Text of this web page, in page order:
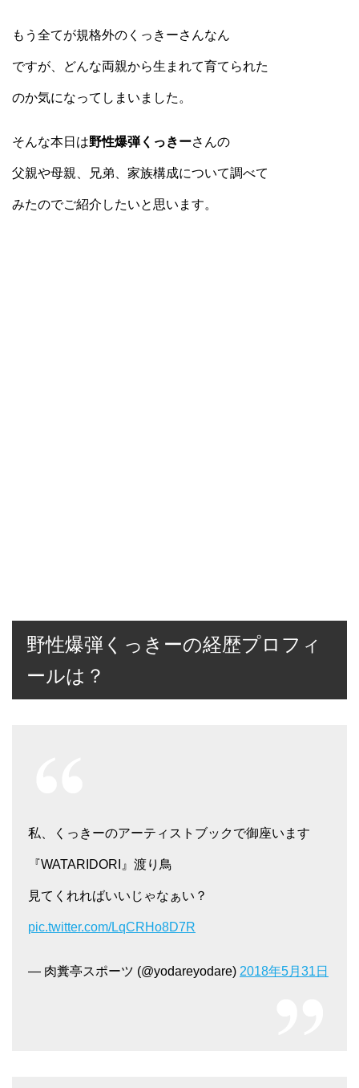
もう全てが規格外のくっきーさんなん
ですが、どんな両親から生まれて育てられた
のか気になってしまいました。
そんな本日は野性爆弾くっきーさんの
父親や母親、兄弟、家族構成について調べて
みたのでご紹介したいと思います。
野性爆弾くっきーの経歴プロフィ
ールは？
私、くっきーのアーティストブックで御座います
『WATARIDORI』渡り鳥
見てくれればいいじゃなぁい？
pic.twitter.com/LqCRHo8D7R
— 肉糞亭スポーツ (@yodareyodare) 2018年5月31日